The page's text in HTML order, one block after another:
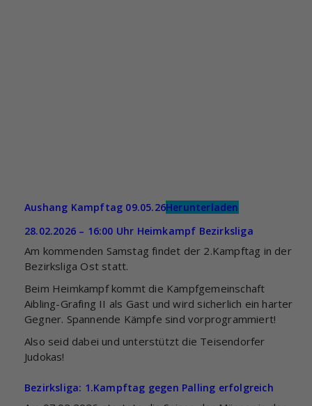
Aushang Kampftag 09.05.26Herunterladen
28.02.2026 – 16:00 Uhr Heimkampf Bezirksliga
Am kommenden Samstag findet der 2.Kampftag in der
Bezirksliga Ost statt.
Beim Heimkampf kommt die Kampfgemeinschaft
Aibling-Grafing II als Gast und wird sicherlich ein harter
Gegner. Spannende Kämpfe sind vorprogrammiert!
Also seid dabei und unterstützt die Teisendorfer
Judokas!
Bezirksliga: 1.Kampftag gegen Palling erfolgreich